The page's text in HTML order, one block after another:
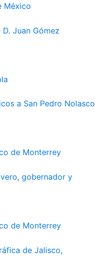
México
Juan Gómez
a San Pedro Nolasco
de Monterrey
gobernador y
de Monterrey
de Jalisco,